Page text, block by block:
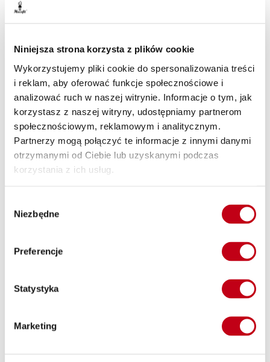
Niniejsza strona korzysta z plików cookie
Wykorzystujemy pliki cookie do spersonalizowania treści
i reklam, aby oferować funkcje społecznościowe i
analizować ruch w naszej witrynie. Informacje o tym, jak
korzystasz z naszej witryny, udostępniamy partnerom
społecznościowym, reklamowym i analitycznym.
Partnerzy mogą połączyć te informacje z innymi danymi
otrzymanymi od Ciebie lub uzyskanymi podczas
korzystania z ich usług.
zgody
Niezbędne
Preferencje
Statystyka
Marketing
biodegradowalnych tackach z takimi sztućcami.
Catering Kraków — którą opcję wybrać?
Zastanawiasz się, którą opcję naszej diety pudełkowej w
Krakowie wybrać?
Skorzystaj z porady naszego dietetyka
. Specjalista z zakresu żywienia pomoże Ci
dopasować odpowiedni rodzaj diety. Kaloryczność, proporcje
poszczególnych makroskładników oraz dobór produktów
zależą od Twojego wieku, płci, stanu fizjologicznego (np.
ciąża), zdrowia czy intensywności treningów. Doświadczony
dietetyk rozwieje wszystkie Twoje wątpliwości i podpowie
dowozem na terenie całego miasta.
dietetykiem dieta trafi w Twoje kubki smakowe albo czy
posiłki testowe na jeden, dwa lub trzy dni — zawsze są to
kaloryczne lub rodzaje diet, a każdego dnia pod Twoje drzwi